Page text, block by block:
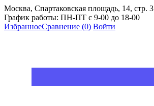
Москва, Спартаковская площадь, 14, стр. 3
График работы: ПН-ПТ с 9-00 до 18-00
ИзбранноеСравнение (0) Войти